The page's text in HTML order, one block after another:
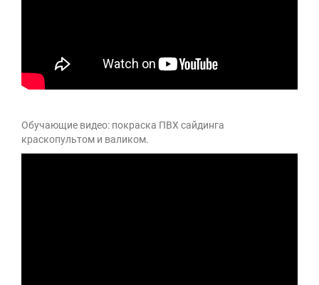
Обучающие видео: покраска ПВХ сайдинга
краскопультом и валиком.